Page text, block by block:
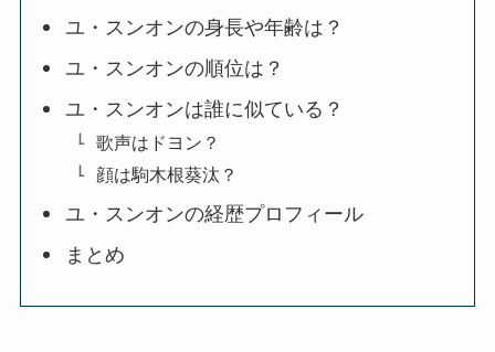
ユ・スンオンの身長や年齢は？
ユ・スンオンの順位は？
ユ・スンオンは誰に似ている？
歌声はドヨン？
顔は駒木根葵汰？
ユ・スンオンの経歴プロフィール
まとめ